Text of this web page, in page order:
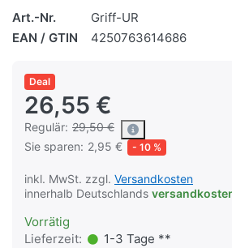
Art.-Nr.
Griff-UR
EAN / GTIN
4250763614686
Deal
26,55 €
Regulär: 29,50 €
Sie sparen: 2,95 € - 10 %
inkl. MwSt. zzgl. Versandkosten
innerhalb Deutschlands
Vorrätig
Lieferzeit:
1-3 Tage **